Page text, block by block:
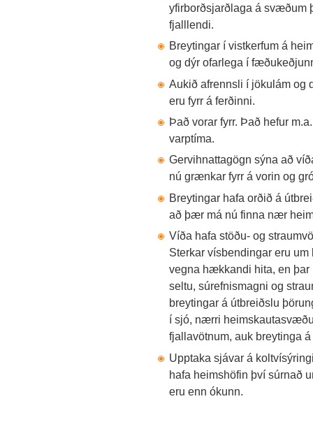
yfirborðsjarðlaga á svæðum
fjalllendi.
Breytingar í vistkerfum á
og dýr ofarlega í
Aukið afrennsli í jökulám og
eru fyrr á ferðinni.
Það vorar fyrr. Það hefur
varptíma.
Gervihnattagögn sýna að
nú grænkar fyrr á vorin og
Breytingar hafa orðið á
að þær má nú finna nær
Víða hafa stöðu- og
Sterkar vísbendingar eru
vegna hækkandi hita, en þar
seltu, súrefnismagni og
breytingar á útbreiðslu
í sjó, nærri
fjallavötnum, auk breytinga
Upptaka sjávar á
hafa heimshöfin því súrnað
eru enn ókunn.